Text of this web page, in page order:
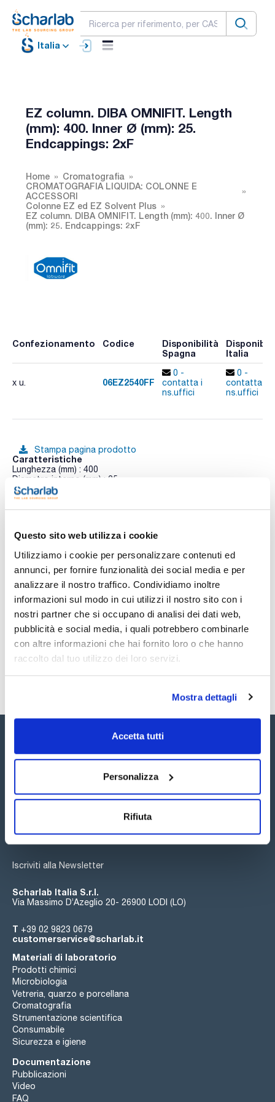
Questo sito web utilizza i cookie
Utilizziamo i cookie per personalizzare contenuti ed
annunci, per fornire funzionalità dei social media e per
analizzare il nostro traffico. Condividiamo inoltre
informazioni sul modo in cui utilizzi il nostro sito con i
nostri partner che si occupano di analisi dei dati web,
pubblicità e social media, i quali potrebbero combinarle
con altre informazioni che hai fornito loro o che hanno
raccolto dal tuo utilizzo dei loro servizi.
Mostra dettagli
Accetta tutti
Personalizza
Rifiuta
Italia
EZ column. DIBA OMNIFIT. Length
(mm): 400. Inner Ø (mm): 25.
Endcappings: 2xF
Home
Cromatografia
CROMATOGRAFIA LIQUIDA: COLONNE E
ACCESSORI
Colonne EZ ed EZ Solvent Plus
EZ column. DIBA OMNIFIT. Length (mm): 400. Inner Ø
(mm): 25. Endcappings: 2xF
Confezionamento Codice
Disponibilità
Spagna
Italia
x u. 06EZ2540FF
0 -
contatta i
ns.uffici
0 -
contatta i
ns.uffici
Stampa pagina prodotto
Caratteristiche
Lunghezza (mm) : 400
Diametro interno (mm) : 25
Terminali : 2xF
Conf. (unità) : 1
Fabbricate in vetro di borosilicato inerte, che permette di
regolabili.
Le colonne EZ sono progettate per adattarsi a tutte le
applicazioni cromatografiche di laboratorio. Sono adatti per
l'uso con mezzi acquosi e gli EZ Solvent plus con i solventi
utilizzati nella cromatografia liquida o nella purificazione delle
proteine.
I terminali possono essere fissi (F) o regolabili (A).
Colonne complete. Include: tubo di vdrio delle dimensioni
scelte con i due terminali scelti preassemblati con fritte di
25µm PE.
sono la scelta ideale. Per ulteriori informazioni rivolgersi a
ricambio. Richiedili a customerservice@scharlab.it.
Documentazione tecnica
TDS / Scheda tecnica
Registrati per i download
COA
Registrati per i download
SDS / Scheda di
Sicurezza
Registrati per i download
Seguici:
Iscriviti alla Newsletter
Scharlab Italia S.r.l.
Via Massimo D’Azeglio 20- 26900 LODI (LO)
T +39 02 9823 0679
customerservice@scharlab.it
Materiali di laboratorio
Prodotti chimici
Microbiologia
Vetreria, quarzo e porcellana
Cromatografia
Strumentazione scientifica
Consumabile
Sicurezza e igiene
Documentazione
Pubblicazioni
Video
FAQ